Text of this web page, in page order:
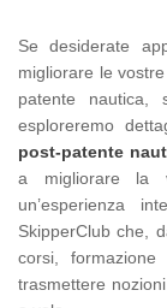
Se desiderate
migliorare le
patente nautica,
esploreremo
post-patente
a migliorare la
un’esperienza
SkipperClub che,
corsi,
trasmettere